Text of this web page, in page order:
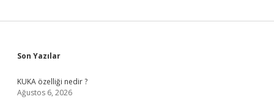
Sidebar
Son Yazılar
KUKA özelliği nedir ?
Ağustos 6, 2026